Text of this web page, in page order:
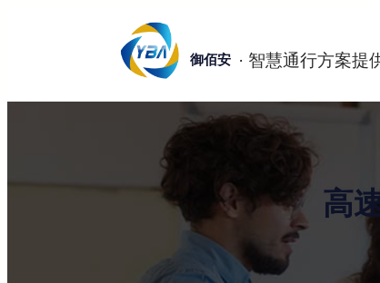
御佰安
高